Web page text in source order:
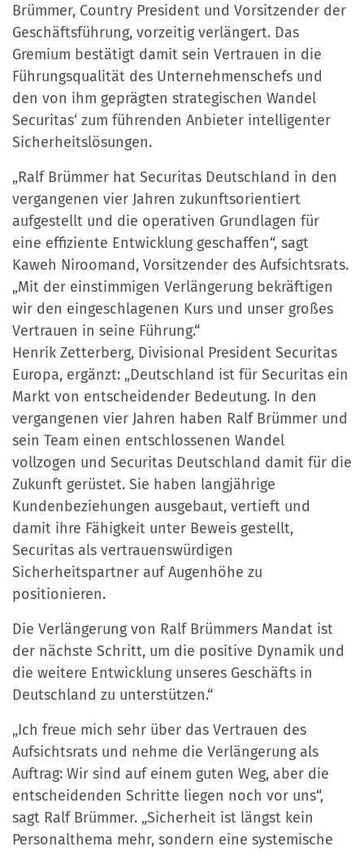
Brümmer, Country President und Vorsitzender der
Geschäftsführung, vorzeitig verlängert. Das
Gremium bestätigt damit sein Vertrauen in die
Führungsqualität des Unternehmenschefs und
den von ihm geprägten strategischen Wandel
Securitas‘ zum führenden Anbieter intelligenter
Sicherheitslösungen.
„Ralf Brümmer hat Securitas Deutschland in den
vergangenen vier Jahren zukunftsorientiert
aufgestellt und die operativen Grundlagen für
eine effiziente Entwicklung geschaffen“, sagt
Kaweh Niroomand, Vorsitzender des Aufsichtsrats.
„Mit der einstimmigen Verlängerung bekräftigen
wir den eingeschlagenen Kurs und unser großes
Vertrauen in seine Führung.“
Henrik Zetterberg, Divisional President Securitas
Europa, ergänzt: „Deutschland ist für Securitas ein
Markt von entscheidender Bedeutung. In den
vergangenen vier Jahren haben Ralf Brümmer und
sein Team einen entschlossenen Wandel
vollzogen und Securitas Deutschland damit für die
Zukunft gerüstet. Sie haben langjährige
Kundenbeziehungen ausgebaut, vertieft und
damit ihre Fähigkeit unter Beweis gestellt,
Securitas als vertrauenswürdigen
Sicherheitspartner auf Augenhöhe zu
positionieren.
Die Verlängerung von Ralf Brümmers Mandat ist
der nächste Schritt, um die positive Dynamik und
die weitere Entwicklung unseres Geschäfts in
Deutschland zu unterstützen.“
„Ich freue mich sehr über das Vertrauen des
Aufsichtsrats und nehme die Verlängerung als
Auftrag: Wir sind auf einem guten Weg, aber die
entscheidenden Schritte liegen noch vor uns“,
sagt Ralf Brümmer. „Sicherheit ist längst kein
Personalthema mehr, sondern eine systemische